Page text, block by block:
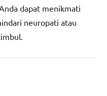
dapat menikmati
neuropati atau